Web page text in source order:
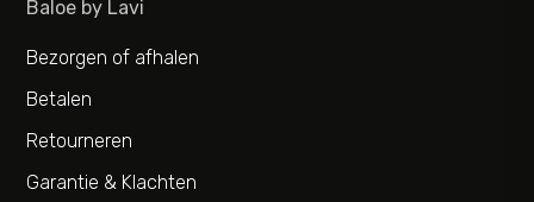
Baloe by Lavi
Bezorgen of afhalen
Betalen
Retourneren
Garantie & Klachten